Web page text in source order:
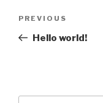
Previous
Post
PREVIOUS
Hello world!